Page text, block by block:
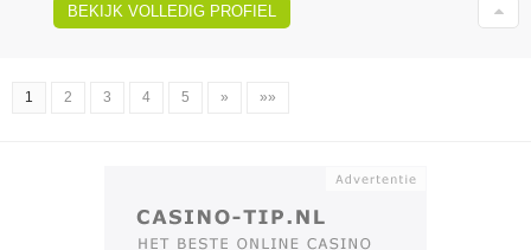
BEKIJK VOLLEDIG PROFIEL
1 2 3 4 5 » »»